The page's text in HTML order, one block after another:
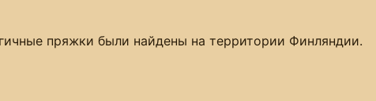
пряжки были найдены на территории Финляндии.